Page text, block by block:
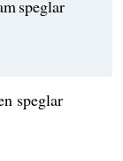
speglar
speglar